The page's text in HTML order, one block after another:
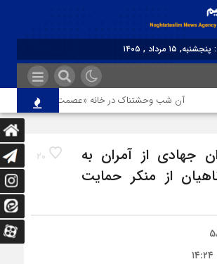
۱۵ مرداد , ۱۴۰۵
آن شب وحشتناک در خانه «عصمت»
20
جهادی از آمران به
از منکر حمایت